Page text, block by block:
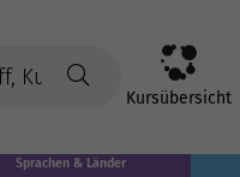
Kursübersicht
Sprachen & Länder